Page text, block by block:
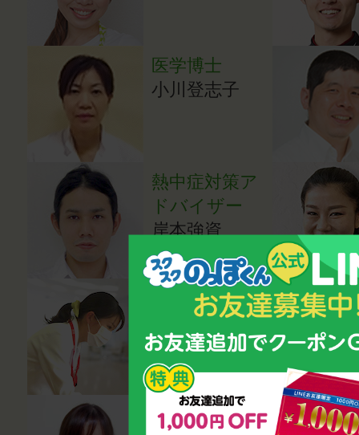
医学博士
小川登志子
熱中症対策ア
ドバイザー
岸本強資
医師（内科
成田亜希子
医師（小児科